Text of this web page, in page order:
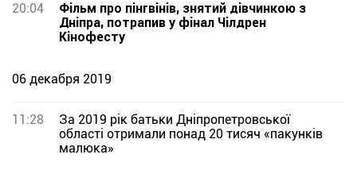
20:04
Фільм про пінгвінів, знятий дівчинкою з
Дніпра, потрапив у фінал Чілдрен
Кінофесту
06 декабря 2019
11:28
За 2019 рік батьки Дніпропетровської
області отримали понад 20 тисяч «пакунків
малюка»